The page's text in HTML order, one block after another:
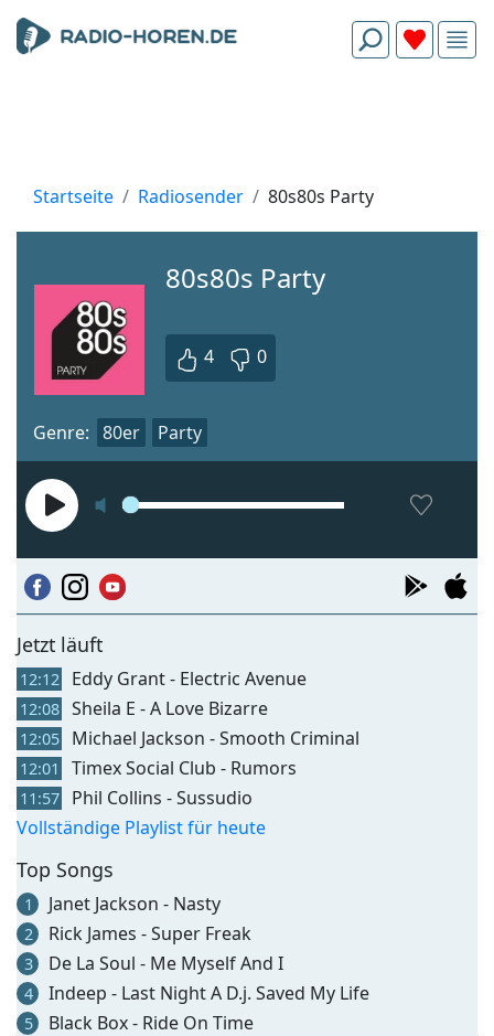
Startseite Radiosender 80s80s Party
80s80s Party
4 0
Genre: 80er Party
Jetzt läuft
12:12 Eddy Grant - Electric Avenue
12:08 Sheila E - A Love Bizarre
12:05 Michael Jackson - Smooth Criminal
12:01 Timex Social Club - Rumors
11:57
Phil Collins - Sussudio
Vollständige Playlist für heute
Top Songs
1 Janet Jackson - Nasty
2 Rick James - Super Freak
3 De La Soul - Me Myself And I
4 Indeep - Last Night A D.j. Saved My Life
5 Black Box - Ride On Time